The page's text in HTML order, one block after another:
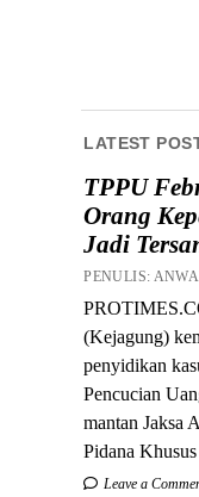
LATEST
TPPU
Orang
Jadi
PENULIS:
(Kejagung)
penyidikan
Pencucian
mantan Jaksa
Pidana
Leave a